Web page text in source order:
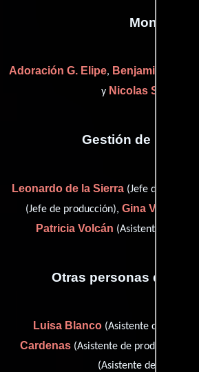
Montaje
Adoración G. Elipe, Benjamin Mirguet
y Nicolas
Gestión de
Leonardo de la Sierra (Jefe de
(Jefe de producción), Gina Vallejo
Patricia Volcán (Asistente de
Otras personas que
Luisa Blanco(Asistente de
Cardenas(Asistente de producción) y
(Asistente de